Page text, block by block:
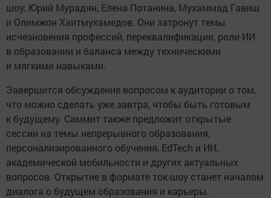
шоу: Юрий Мурадян, Елена Потанина, Мухаммад Гавиш
и Олимжон Хаитмухамедов. Они затронут темы
исчезновения профессий, переквалификации, роли ИИ
в образовании и баланса между техническими
и мягкими навыками.
Завершится обсуждение вопросом к аудитории о том,
что можно сделать уже завтра, чтобы быть готовым
к будущему. Саммит также предложит открытые
сессии на темы непрерывного образования,
персонализированного обучения, EdTech и ИИ,
академической мобильности и других актуальных
вопросов. Открытие в формате ток-шоу станет началом
диалога о будущем образования и карьеры.